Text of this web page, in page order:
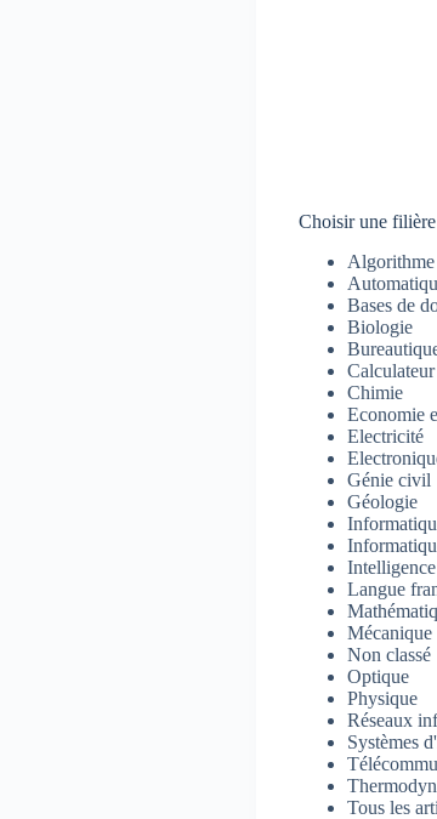
Choisir une filière
Algorithme
Bases de
Biologie
Calculateur
Chimie
Economie
Electricité
Génie civil
Géologie
Langue
Mécanique
Non classé
Optique
Physique
Réseaux
Systèmes
Tous les